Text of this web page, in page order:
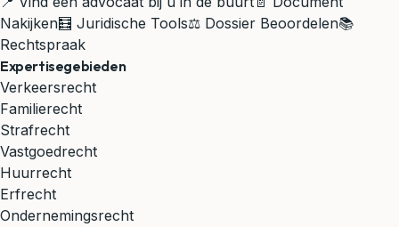
Nakijken🧮 Juridische Tools⚖️ Dossier Beoordelen📚
Rechtspraak
Expertisegebieden
Verkeersrecht
Familierecht
Strafrecht
Vastgoedrecht
Huurrecht
Erfrecht
Ondernemingsrecht